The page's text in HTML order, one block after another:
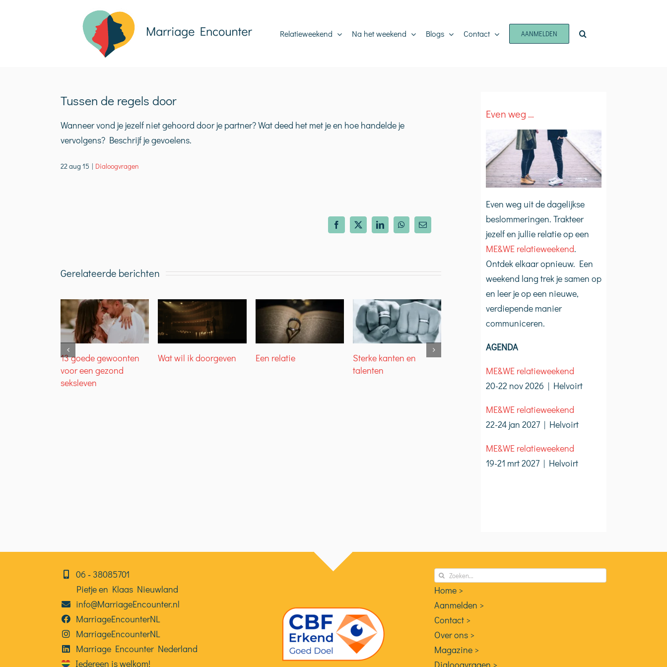
Relatieweekend Na het weekend Blogs Contact AANMELDEN
Tussen de regels door
Wanneer vond je jezelf niet gehoord door je partner? Wat deed het met je en hoe handelde je
vervolgens? Beschrijf je gevoelens.
22 aug 15 | Dialoogvragen
Facebook
X LinkedInWhatsApp
E-
mail
Gerelateerde berichten
13 goede gewoonten
voor een gezond
seksleven
Wat wil ik doorgeven Een relatie
Sterke kanten en
talenten
Even weg …
Even weg uit de dagelijkse
beslommeringen. Trakteer
jezelf en jullie relatie op een
ME&WE relatieweekend.
Ontdek elkaar opnieuw. Een
weekend lang trek je samen op
en leer je op een nieuwe,
verdiepende manier
communiceren.
AGENDA
ME&WE relatieweekend
20-22 nov 2026 | Helvoirt
ME&WE relatieweekend
22-24 jan 2027 | Helvoirt
ME&WE relatieweekend
19-21 mrt 2027 | Helvoirt
06⁠⁠ ‑ 38085701
Pietje en Klaas Nieuwland
info@MarriageEncounter.nl
MarriageEncounterNL
MarriageEncounterNL
Marriage Encounter Nederland
Iedereen is welkom!
Zoeken
naar:
Home >
Aanmelden >
Contact >
Over ons >
Magazine >
Dialoogvragen >